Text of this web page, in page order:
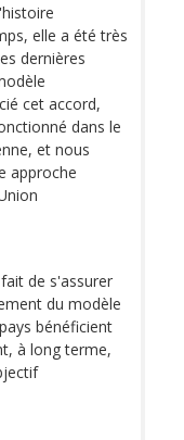
elle a été très
dernières
cet accord,
dans le
et nous
approche
de s'assurer
du modèle
bénéficient
à long terme,